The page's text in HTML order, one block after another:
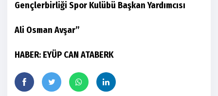
Gençlerbirliği Spor Kulübü Başkan Yardımcısı
Ali Osman Avşar”
HABER: EYÜP CAN ATABERK